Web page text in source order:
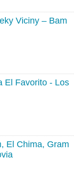
Viciny – Bam
El Favorito - Los
El Chima, Gram